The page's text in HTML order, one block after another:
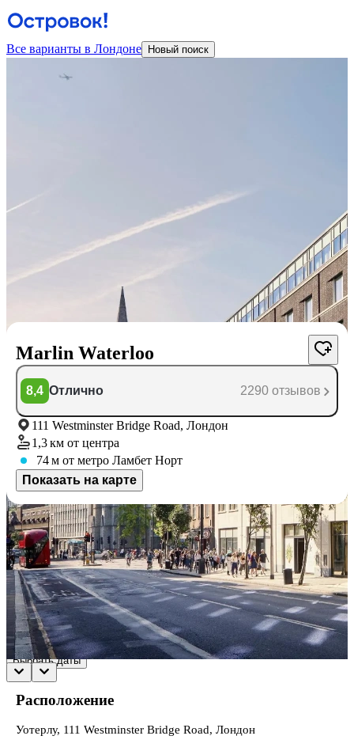
Все варианты в Лондоне Новый поиск
Marlin Waterloo
8,4 Отлично 2290 отзывов
111 Westminster Bridge Road, Лондон
1,3 км от центра
74 м от метро Ламбет Норт
Показать на карте
Доступные номера
Укажите даты поездки, и мы покажем вам актуальные цены
Даты не выбраны
Если не знаете конкретные даты, выберите примерные числа,
чтобы сориентироваться по цене.
Выбрать даты
Расположение
Уотерлу, 111 Westminster Bridge Road, Лондон